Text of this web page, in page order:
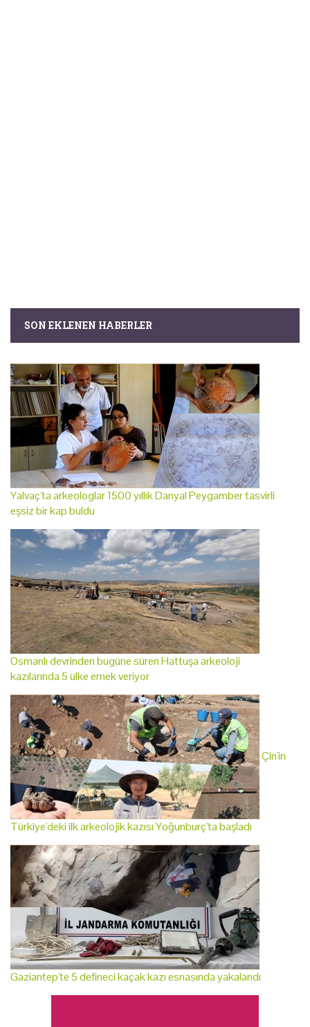
SON EKLENEN HABERLER
Yalvaç'ta arkeologlar 1500 yıllık Danyal Peygamber tasvirli
eşsiz bir kap buldu
Osmanlı devrinden bugüne süren Hattuşa arkeoloji
kazılarında 5 ülke emek veriyor
Çin'in
Türkiye'deki ilk arkeolojik kazısı Yoğunburç'ta başladı
Gaziantep'te 5 defineci kaçak kazı esnasında yakalandı